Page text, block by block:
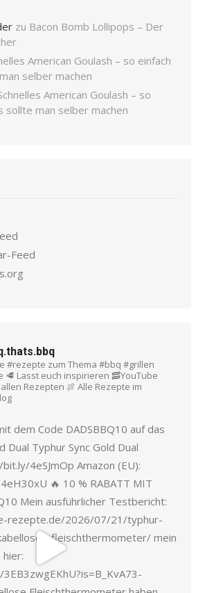
zu Bacon Bomb Lollipops – Der
American Goulash – so einfach
selber machen
American Goulash – so
sollte man selber machen
Feed
#rezepte zum Thema #bbq #grillen
🥩 Lasst euch inspirieren 🥓YouTube
Rezepten 🍖 Alle Rezepte im